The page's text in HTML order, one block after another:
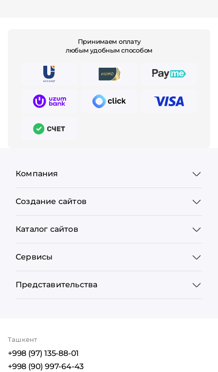
Принимаем оплату
любым удобным способом
Компания
Создание сайтов
Каталог сайтов
Сервисы
Представительства
Ташкент
+998 (97) 135-88-01
+998 (90) 997-64-43